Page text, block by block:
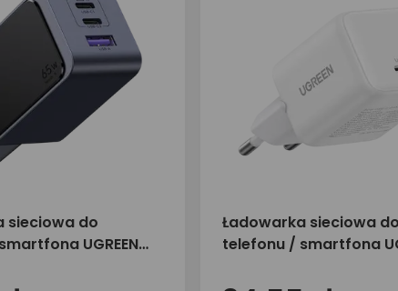
sieciowa do
UGREEN
Ładowarka sieciowa do
telefonu / smartfona